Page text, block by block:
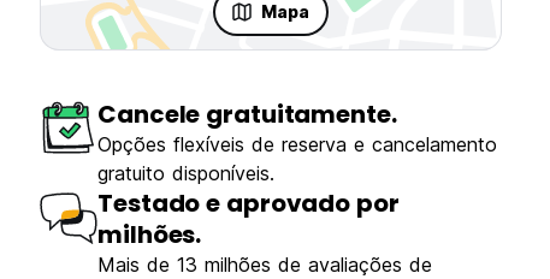
Mapa
Cancele gratuitamente.
Opções flexíveis de reserva e cancelamento
gratuito disponíveis.
Testado e aprovado por
milhões.
Mais de 13 milhões de avaliações de